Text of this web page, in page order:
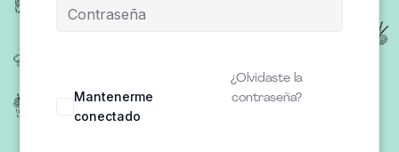
Mantenerme
conectado
¿Olvidaste la
contraseña?